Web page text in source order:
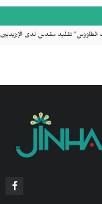
الطاووس" تقليد مقدس لدى الإيزيديين